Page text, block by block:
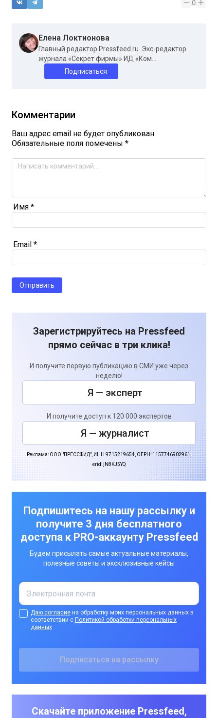
0
Елена Локтионова
Главный редактор Pressfeed.ru. Экс-редактор
журнала «Секрет фирмы» ИД «Ком...
Подписаться
Комментарии
Ваш адрес email не будет опубликован.
Обязательные поля помечены *
Имя *
Email *
Зарегистрируйтесь на Pressfeed
прямо сейчас в три клика!
И получите первую публикацию в СМИ уже через
неделю!
Я — эксперт
И получите доступ к 120 000 экспертов
Я — журналист
Реклама: ООО "ПРЕССФИД", ИНН 9715219654, ОГРН: 1157746902961,
erid: jN8KJ5YQ
Подпишитесь на нашу рассылку и
получите 3 дня бесплатного
доступа к PRO-аккаунту Pressfeed
Будем присылать самые актуальные материалы,
полезные советы и эксклюзивные кейсы
Даю согласие на обработку моих персональных данных в
соответствии с Политикой обработки персональных
данных
Скачайте приложение Pressfeed,